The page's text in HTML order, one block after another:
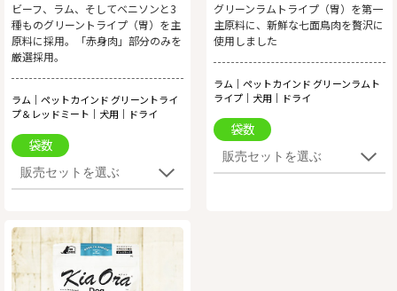
ビーフ、ラム、そしてベニソンと3
種ものグリーントライプ（胃）を主
原料に採用。「赤身肉」部分のみを
厳選採用。
ラム｜ペットカインド グリーントライ
プ＆レッドミート｜犬用｜ドライ
袋数
グリーンラムトライプ（胃）を第一
主原料に、新鮮な七面鳥肉を贅沢に
使用しました
ラム｜ペットカインド グリーンラムト
ライプ｜犬用｜ドライ
袋数